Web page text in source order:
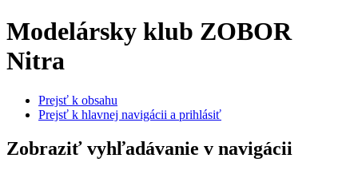
Modelársky klub ZOBOR
Nitra
Prejsť k obsahu
Prejsť k hlavnej navigácii a prihlásiť
Zobraziť vyhľadávanie v navigácii